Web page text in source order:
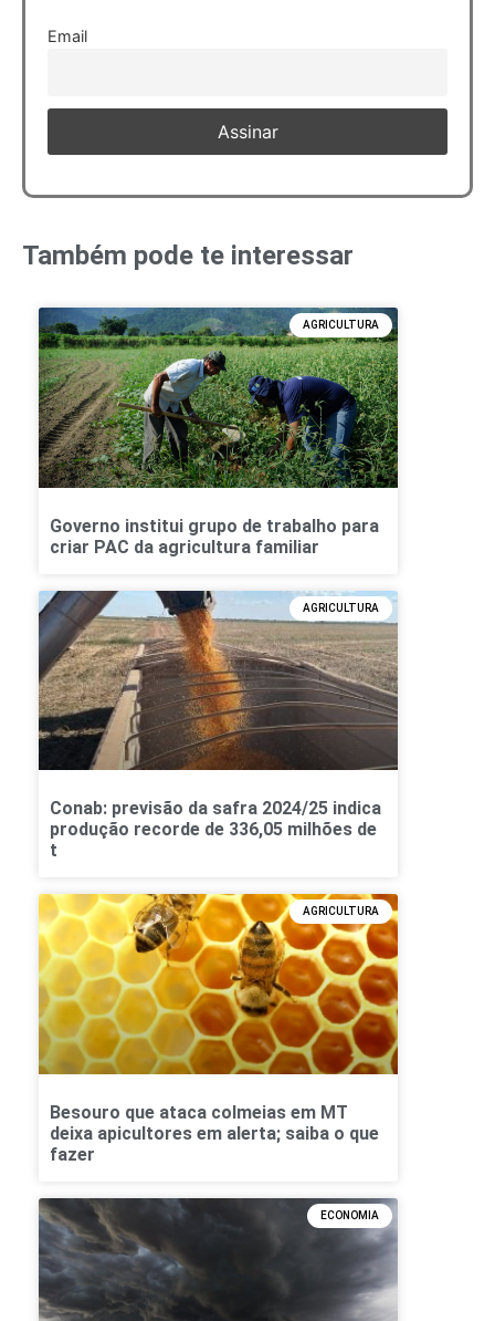
Email
Também pode te interessar
AGRICULTURA
Governo institui grupo de trabalho para
criar PAC da agricultura familiar
AGRICULTURA
Conab: previsão da safra 2024/25 indica
produção recorde de 336,05 milhões de
t
AGRICULTURA
Besouro que ataca colmeias em MT
deixa apicultores em alerta; saiba o que
fazer
ECONOMIA